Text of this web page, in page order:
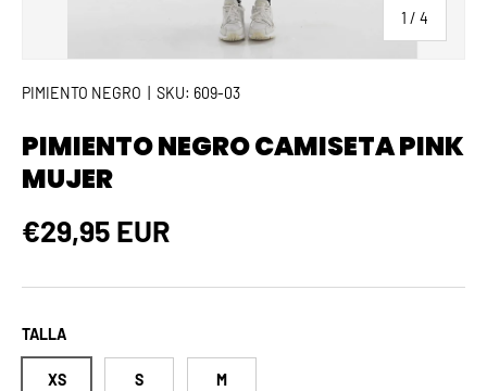
1 / de
4
PIMIENTO NEGRO SKU: 609-03
PIMIENTO NEGRO CAMISETA PINK
MUJER
Precio normal
€29,95 EUR
TALLA
XS S M